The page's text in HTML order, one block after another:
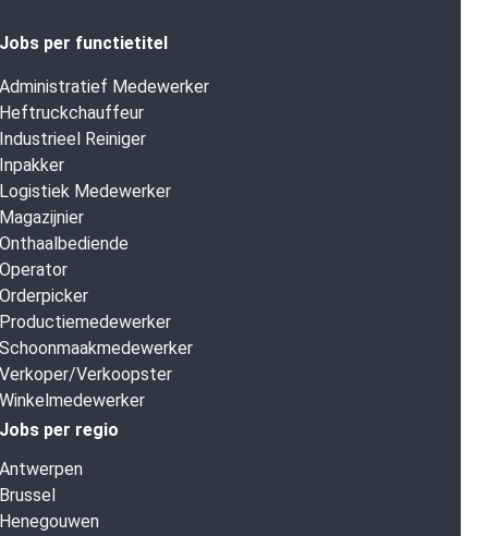
Jobs per functietitel
Administratief Medewerker
Heftruckchauffeur
Industrieel Reiniger
Inpakker
Logistiek Medewerker
Magazijnier
Onthaalbediende
Operator
Orderpicker
Productiemedewerker
Schoonmaakmedewerker
Verkoper/Verkoopster
Winkelmedewerker
Jobs per regio
Antwerpen
Brussel
Henegouwen